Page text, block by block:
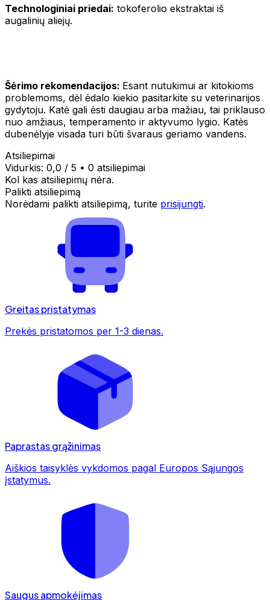
Technologiniai priedai: tokoferolio ekstraktai iš
augalinių aliejų.
Šėrimo rekomendacijos: Esant nutukimui ar kitokioms
problemoms, dėl ėdalo kiekio pasitarkite su veterinarijos
gydytoju. Katė gali ėsti daugiau arba mažiau, tai priklauso
nuo amžiaus, temperamento ir aktyvumo lygio. Katės
dubenėlyje visada turi būti švaraus geriamo vandens.
Atsiliepimai
Vidurkis: 0,0 / 5 • 0 atsiliepimai
Kol kas atsiliepimų nėra.
Palikti atsiliepimą
Norėdami palikti atsiliepimą, turite prisijungti.
Greitas pristatymas
Prekės pristatomos per 1-3 dienas.
Paprastas grąžinimas
Aiškios taisyklės vykdomos pagal Europos Sąjungos
įstatymus.
Saugus apmokėjimas